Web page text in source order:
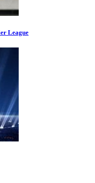
League